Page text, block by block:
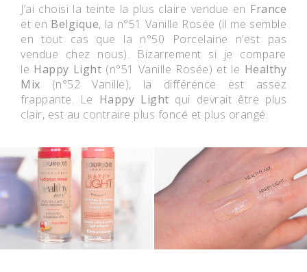
J’ai choisi la teinte la plus claire vendue en France
et en Belgique, la n°51 Vanille Rosée (il me semble
en tout cas que la n°50 Porcelaine n’est pas
vendue chez nous). Bizarrement si je compare
le Happy Light (n°51 Vanille Rosée) et le Healthy
Mix (n°52 Vanille), la différence est assez
frappante. Le Happy Light qui devrait être plus
clair, est au contraire plus foncé et plus orangé.